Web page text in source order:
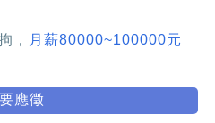
， 月薪80000~100000元
應徵